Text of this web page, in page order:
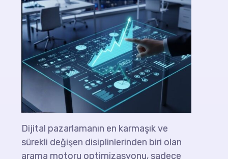
Dijital pazarlamanın en karmaşık ve
sürekli değişen disiplinlerinden biri olan
arama motoru optimizasyonu, sadece